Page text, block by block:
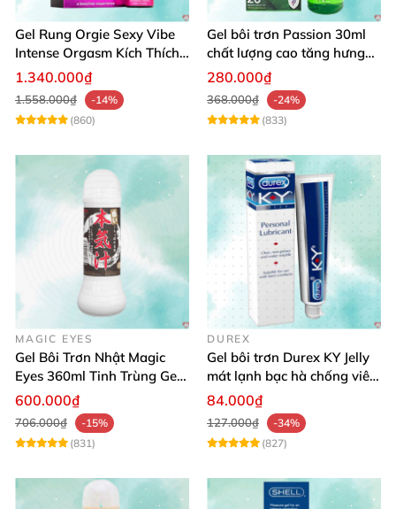
Gel Rung Orgie Sexy Vibe
Intense Orgasm Kích Thích
Tăng Cường
1.340.000₫
1.558.000₫
-14%
(860)
Gel bôi trơn Passion 30ml
chất lượng cao tăng hưng
phấn nữ
280.000₫
368.000₫
-24%
(833)
MAGIC EYES
Gel Bôi Trơn Nhật Magic
Eyes 360ml Tinh Trùng Gel
An Toàn Dịu Nhẹ
600.000₫
706.000₫
-15%
(831)
DUREX
Gel bôi trơn Durex KY Jelly
mát lạnh bạc hà chống viêm
khô da
84.000₫
127.000₫
-34%
(827)